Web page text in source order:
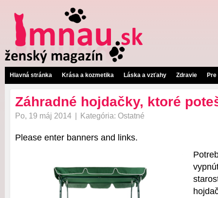
Hlavná stránka Krása a kozmetika Láska a vzťahy Zdravie
Záhradné hojdačky, ktoré
Po, 19 máj 2014 Kategória: Ostatné
Please enter banners and links.